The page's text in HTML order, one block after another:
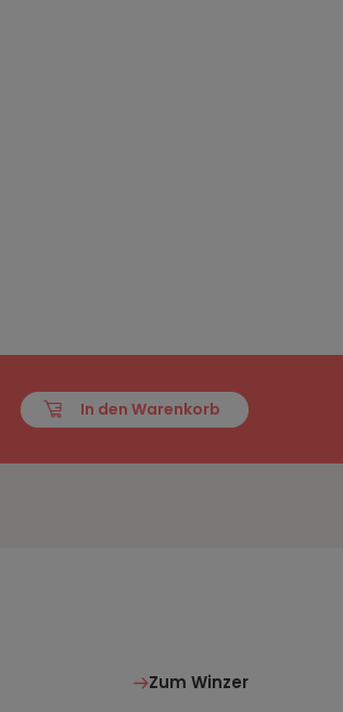
In den Warenkorb
Zum Winzer